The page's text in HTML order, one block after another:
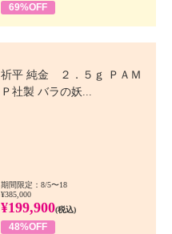
69%OFF
祈平 純金 ２．５ｇ ＰＡＭ
Ｐ社製 バラの妖...
期間限定：8/5〜18
¥385,000
¥199,900(税込)
48%OFF